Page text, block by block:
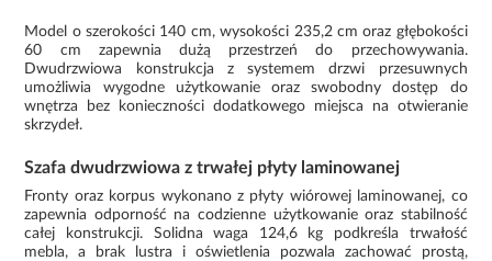
Model o szerokości 140 cm, wysokości 235,2 cm oraz głębokości
60 cm zapewnia dużą przestrzeń do przechowywania.
Dwudrzwiowa konstrukcja z systemem drzwi przesuwnych
umożliwia wygodne użytkowanie oraz swobodny dostęp do
wnętrza bez konieczności dodatkowego miejsca na otwieranie
skrzydeł.
Szafa dwudrzwiowa z trwałej płyty laminowanej
Fronty oraz korpus wykonano z płyty wiórowej laminowanej, co
zapewnia odporność na codzienne użytkowanie oraz stabilność
całej konstrukcji. Solidna waga 124,6 kg podkreśla trwałość
mebla, a brak lustra i oświetlenia pozwala zachować prostą,